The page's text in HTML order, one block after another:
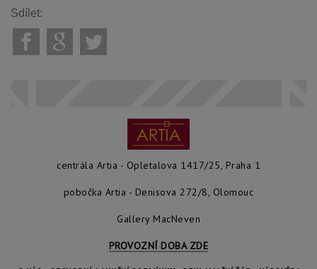
Sdílet:
centrála Artia - Opletalova 1417/25, Praha 1
pobočka Artia - Denisova 272/8, Olomouc
Gallery MacNeven
PROVOZNÍ DOBA ZDE